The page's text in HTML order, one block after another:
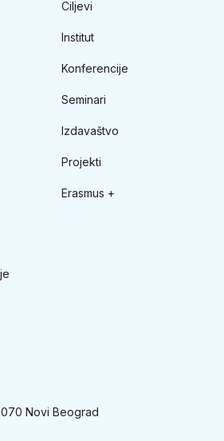
Novi Beograd
Ciljevi
Institut
Konferencije
Seminari
Izdavaštvo
Projekti
Erasmus +